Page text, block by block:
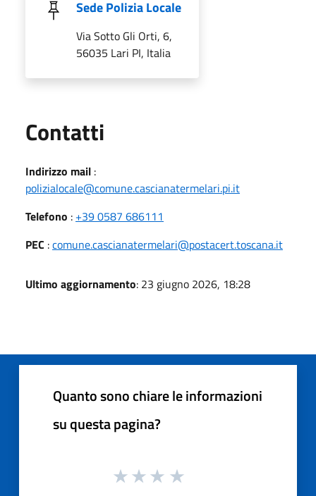
Sede Polizia Locale
Via Sotto Gli Orti, 6,
56035 Lari PI, Italia
Contatti
Indirizzo mail :
polizialocale@comune.cascianatermelari.pi.it
Telefono : +39 0587 686111
PEC :comune.cascianatermelari@postacert.toscana.it
Ultimo aggiornamento: 23 giugno 2026, 18:28
Quanto sono chiare le informazioni
su questa pagina?